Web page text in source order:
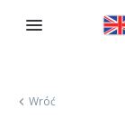
Wróć